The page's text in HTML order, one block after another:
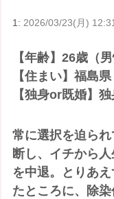
1: 2026/03/23(月)
【年齢】26歳（男
【住まい】福島県
【独身or既婚】
常に選択を迫ら
断し、イチから
を中退。とりあ
たところに、除